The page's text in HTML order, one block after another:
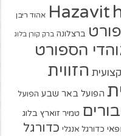
Hazavit אהוד ריבן
ברצלונה ברק קורן בלוג
הספורט
הזווית
הפועל באר שבע הפועל
טמיר זוארץ בלוג
כדורגל אנגלי כדורגל